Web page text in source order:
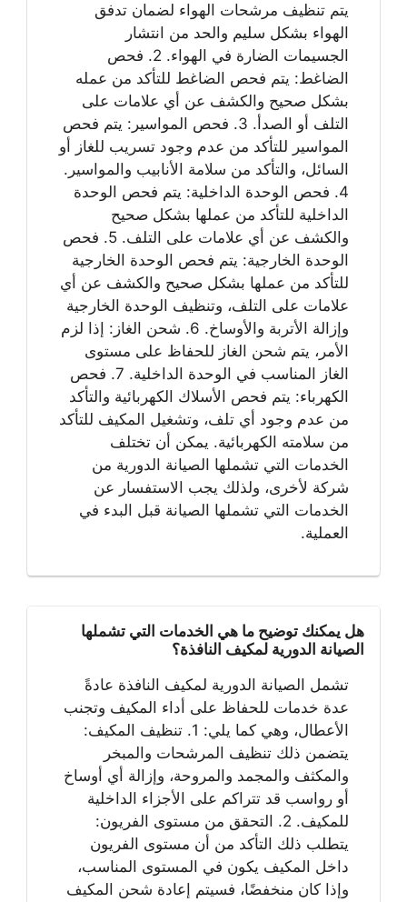
يتم تنظيف مرشحات الهواء لضمان تدفق
الهواء بشكل سليم والحد من انتشار
الجسيمات الضارة في الهواء. 2. فحص
الضاغط: يتم فحص الضاغط للتأكد من عمله
بشكل صحيح والكشف عن أي علامات على
التلف أو الصدأ. 3. فحص المواسير: يتم فحص
المواسير للتأكد من عدم وجود تسريب للغاز أو
السائل، والتأكد من سلامة الأنابيب والمواسير.
4. فحص الوحدة الداخلية: يتم فحص الوحدة
الداخلية للتأكد من عملها بشكل صحيح
والكشف عن أي علامات على التلف. 5. فحص
الوحدة الخارجية: يتم فحص الوحدة الخارجية
للتأكد من عملها بشكل صحيح والكشف عن أي
علامات على التلف، وتنظيف الوحدة الخارجية
وإزالة الأتربة والأوساخ. 6. شحن الغاز: إذا لزم
الأمر، يتم شحن الغاز للحفاظ على مستوى
الغاز المناسب في الوحدة الداخلية. 7. فحص
الكهرباء: يتم فحص الأسلاك الكهربائية والتأكد
من عدم وجود أي تلف، وتشغيل المكيف للتأكد
من سلامته الكهربائية. يمكن أن تختلف
الخدمات التي تشملها الصيانة الدورية من
شركة لأخرى، ولذلك يجب الاستفسار عن
الخدمات التي تشملها الصيانة قبل البدء في
العملية.
هل يمكنك توضيح ما هي الخدمات التي تشملها
الصيانة الدورية لمكيف النافذة؟
تشمل الصيانة الدورية لمكيف النافذة عادةً
عدة خدمات للحفاظ على أداء المكيف وتجنب
الأعطال، وهي كما يلي: 1. تنظيف المكيف:
يتضمن ذلك تنظيف المرشحات والمبخر
والمكثف والمجمد والمروحة، وإزالة أي أوساخ
أو رواسب قد تتراكم على الأجزاء الداخلية
للمكيف. 2. التحقق من مستوى الفريون:
يتطلب ذلك التأكد من أن مستوى الفريون
داخل المكيف يكون في المستوى المناسب،
وإذا كان منخفضًا، فسيتم إعادة شحن المكيف